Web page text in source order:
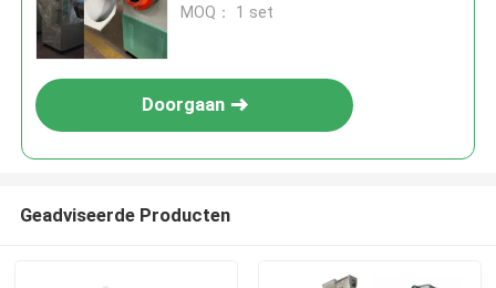
Vissenvoer
MOQ： 1 set
Doorgaan
Geadviseerde Producten